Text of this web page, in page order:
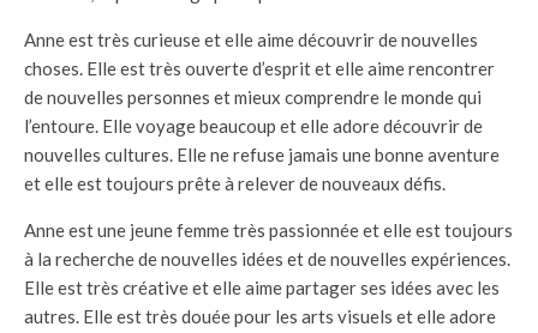
Anne est très curieuse et elle aime découvrir de nouvelles
choses. Elle est très ouverte d’esprit et elle aime rencontrer
de nouvelles personnes et mieux comprendre le monde qui
l’entoure. Elle voyage beaucoup et elle adore découvrir de
nouvelles cultures. Elle ne refuse jamais une bonne aventure
et elle est toujours prête à relever de nouveaux défis.
Anne est une jeune femme très passionnée et elle est toujours
à la recherche de nouvelles idées et de nouvelles expériences.
Elle est très créative et elle aime partager ses idées avec les
autres. Elle est très douée pour les arts visuels et elle adore